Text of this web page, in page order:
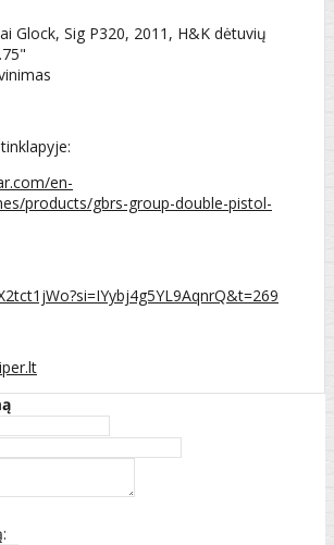
Glock, Sig P320, 2011, H&K dėtuvių
en-
products/gbrs-group-double-pistol-